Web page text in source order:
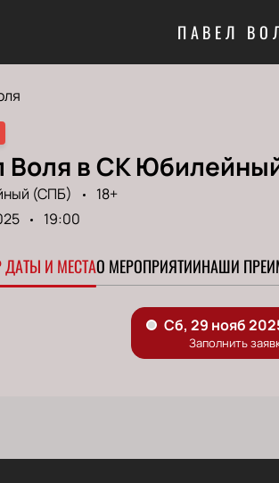
ПАВЕЛ
Воля в СК
(СПБ)
18+
19:00
И МЕСТАО МЕРОПРИЯТИИНАШИ